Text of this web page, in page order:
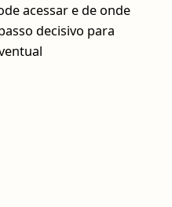
acessar e de onde
decisivo para